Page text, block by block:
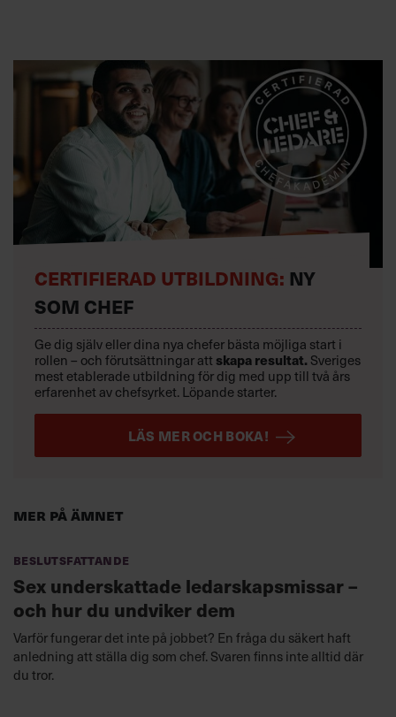
Mer på ämnet
Beslutsfattande
Sex underskattade ledarskapsmissar –
och hur du undviker dem
Varför fungerar det inte på jobbet? En fråga du säkert haft
anledning att ställa dig som chef. Svaren finns inte alltid där
du tror.
CERTIFIERAD UTBILDNING: NY
SOM CHEF
Ge dig själv eller dina nya chefer bästa möjliga start i
rollen – och förutsättningar att skapa resultat. Sveriges
mest etablerade utbildning för dig med upp till två års
erfarenhet av chefsyrket. Löpande starter.
LÄS MER OCH BOKA!